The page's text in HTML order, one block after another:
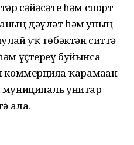
сәйәсәте һәм спорт
дәүләт һәм уның
уҡ төбәктән ситтә
үҫтереү буйынса
ҡарамаған
унитар
ала.